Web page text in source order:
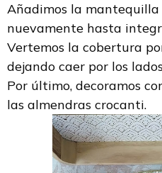
Añadimos la mantequilla
nuevamente hasta
Vertemos la cobertura
dejando caer por los
Por último, decoramos
las almendras crocanti.